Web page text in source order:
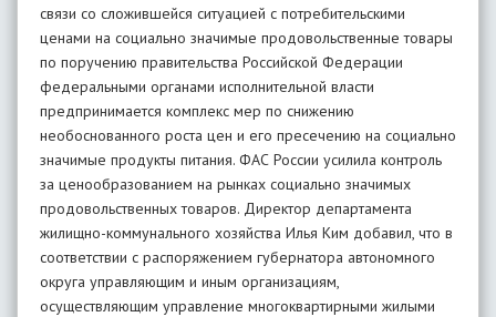
связи со сложившейся ситуацией с потребительскими
ценами на социально значимые продовольственные товары
по поручению правительства Российской Федерации
федеральными органами исполнительной власти
предпринимается комплекс мер по снижению
необоснованного роста цен и его пресечению на социально
значимые продукты питания. ФАС России усилила контроль
за ценообразованием на рынках социально значимых
продовольственных товаров. Директор департамента
жилищно-коммунального хозяйства Илья Ким добавил, что в
соответствии с распоряжением губернатора автономного
округа управляющим и иным организациям,
осуществляющим управление многоквартирными жилыми